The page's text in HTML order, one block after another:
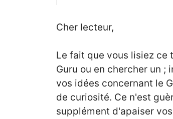
Cher lecteur,
Le fait que vous lisiez ce
Guru ou en chercher un
vos idées concernant le
de curiosité. Ce n'est
supplément d'apaiser